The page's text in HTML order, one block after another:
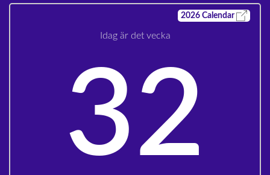
2026 Calendar
Idag är det vecka
32